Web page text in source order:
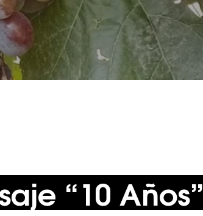
“10 Años”